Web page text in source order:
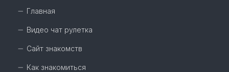
Главная
Видео чат рулетка
Сайт знакомств
Как знакомиться